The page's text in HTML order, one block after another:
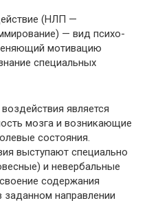
(НЛП —
— вид психо­
мотивацию
специальных
является
мозга и возникающие
состояния.
выступают специально
и невербальные
содержания
заданном направлении